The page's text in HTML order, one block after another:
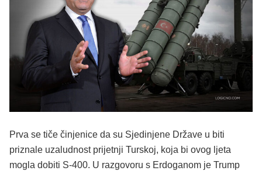
Prva se tiče činjenice da su Sjedinjene Države u biti
priznale uzaludnost prijetnji Turskoj, koja bi ovog ljeta
mogla dobiti S-400. U razgovoru s Erdoganom je Trump